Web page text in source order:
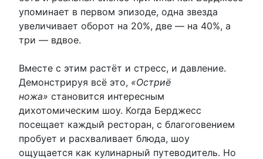
упоминает в первом эпизоде, одна звезда
увеличивает оборот на 20%, две — на 40%, а
три — вдвое.
Вместе с этим растёт и стресс, и давление.
Демонстрируя всё это, «Остриё
ножа» становится интересным
дихотомическим шоу. Когда Берджесс
посещает каждый ресторан, с благоговением
пробует и расхваливает блюда, шоу
ощущается как кулинарный путеводитель. Но